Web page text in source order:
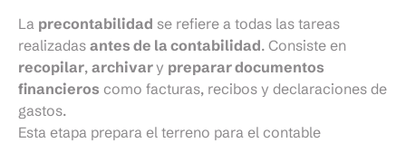
La precontabilidad se refiere a todas las tareas
realizadas antes de la contabilidad. Consiste en
recopilar, archivary preparar documentos
financieros como facturas, recibos y declaraciones de
gastos.
Esta etapa prepara el terreno para el contable